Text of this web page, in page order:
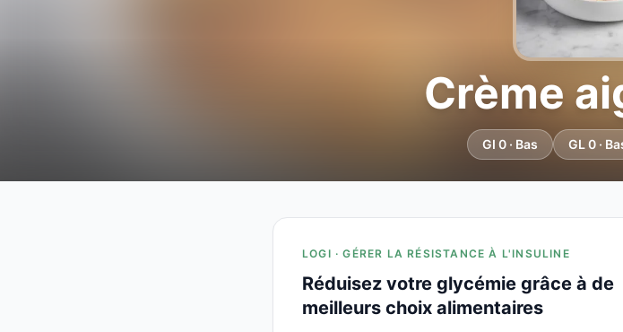
Crème
GI 0 · Bas GL 0 ·
LOGI · GÉRER LA RÉSISTANCE À L'INSULINE
Réduisez votre glycémie grâce à de
meilleurs choix alimentaires